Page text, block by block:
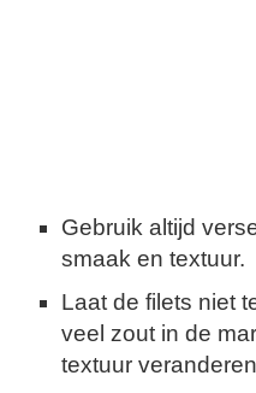
Gebruik altijd
smaak en textuur.
Laat de filets niet
veel zout in de
textuur